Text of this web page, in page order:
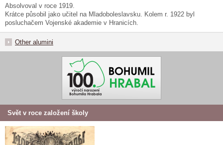
Absolvoval v roce 1919.
Krátce působil jako učitel na Mladoboleslavsku. Kolem r. 1922 byl
posluchačem Vojenské akademie v Hranicích.
Other alumini
Svět v roce založení školy